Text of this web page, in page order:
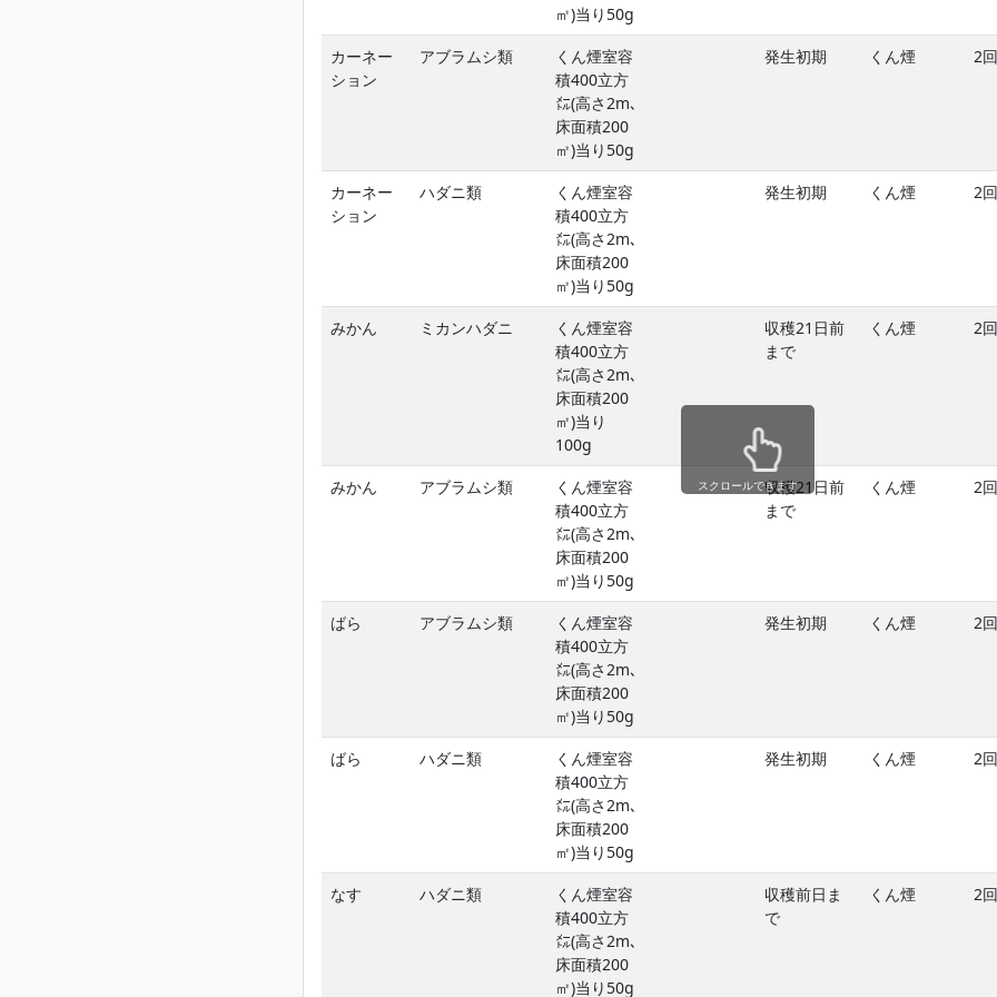
㎡)当り50g
カーネー
ション
アブラムシ類
くん煙室容
積400立方
㍍(高さ2m､
床面積200
㎡)当り50g
発生初期 くん煙 2
カーネー
ション
ハダニ類
くん煙室容
積400立方
㍍(高さ2m､
床面積200
㎡)当り50g
発生初期 くん煙 2
みかん ミカンハダニ
くん煙室容
積400立方
㍍(高さ2m､
床面積200
㎡)当り
100g
収穫21日前
まで
くん煙 2
みかん アブラムシ類
くん煙室容
積400立方
㍍(高さ2m､
床面積200
㎡)当り50g
収穫21日前
まで
くん煙 2
ばら アブラムシ類
くん煙室容
積400立方
㍍(高さ2m､
床面積200
㎡)当り50g
発生初期 くん煙 2
ばら ハダニ類
くん煙室容
積400立方
㍍(高さ2m､
床面積200
㎡)当り50g
発生初期 くん煙 2
なす ハダニ類
くん煙室容
積400立方
㍍(高さ2m､
床面積200
㎡)当り50g
収穫前日ま
で
くん煙 2
スクロールできます